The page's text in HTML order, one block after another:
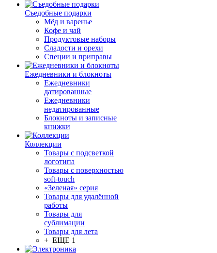
Съедобные подарки
Мёд и варенье
Кофе и чай
Продуктовые наборы
Сладости и орехи
Специи и приправы
Ежедневники и блокноты
Ежедневники
датированные
Ежедневники
недатированные
Блокноты и записные
книжки
Коллекции
Товары с подсветкой
логотипа
Товары с поверхностью
soft-touch
«Зеленая» серия
Товары для удалённой
работы
Товары для
сублимации
Товары для лета
+ ЕЩЕ 1